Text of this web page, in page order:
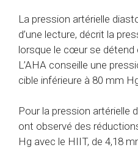
La pression artérielle
d’une lecture, décrit la
lorsque le cœur se détend
L’AHA conseille une
cible inférieure à 80 mm
Pour la pression artérielle
ont observé des
Hg avec le HIIT, de 4,18